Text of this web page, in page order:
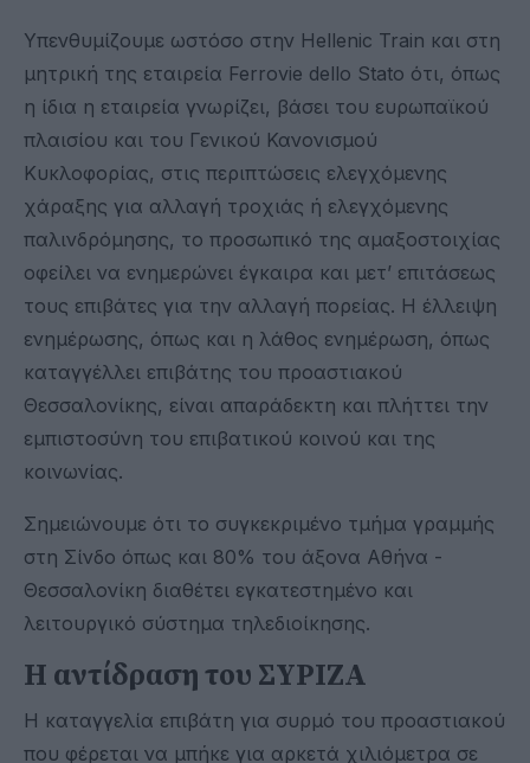
Υπενθυμίζουμε ωστόσο στην Hellenic Train και στη
μητρική της εταιρεία Ferrovie dello Stato ότι, όπως
η ίδια η εταιρεία γνωρίζει, βάσει του ευρωπαϊκού
πλαισίου και του Γενικού Κανονισμού
Κυκλοφορίας, στις περιπτώσεις ελεγχόμενης
χάραξης για αλλαγή τροχιάς ή ελεγχόμενης
παλινδρόμησης, το προσωπικό της αμαξοστοιχίας
οφείλει να ενημερώνει έγκαιρα και μετ’ επιτάσεως
τους επιβάτες για την αλλαγή πορείας. Η έλλειψη
ενημέρωσης, όπως και η λάθος ενημέρωση, όπως
καταγγέλλει επιβάτης του προαστιακού
Θεσσαλονίκης, είναι απαράδεκτη και πλήττει την
εμπιστοσύνη του επιβατικού κοινού και της
κοινωνίας.
Σημειώνουμε ότι το συγκεκριμένο τμήμα γραμμής
στη Σίνδο όπως και 80% του άξονα Αθήνα -
Θεσσαλονίκη διαθέτει εγκατεστημένο και
λειτουργικό σύστημα τηλεδιοίκησης.
Η αντίδραση του ΣΥΡΙΖΑ
Η καταγγελία επιβάτη για συρμό του προαστιακού
που φέρεται να μπήκε για αρκετά χιλιόμετρα σε